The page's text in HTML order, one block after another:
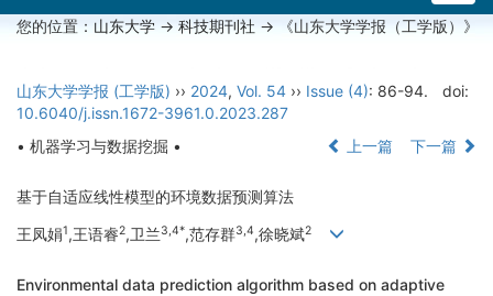
您的位置： 山东大学 -> 科技期刊社 -> 《山东大学学报（工学版）》
山东大学学报 (工学版) ›› 2024, Vol. 54 ›› Issue (4): 86-94.
doi:
10.6040/j.issn.1672-3961.0.2023.287
• 机器学习与数据挖掘 •
上一篇 下一篇
基于自适应线性模型的环境数据预测算法
王凤娟1,王语睿2,卫兰3,4*,范存群3,4,徐晓斌2
Environmental data prediction algorithm based on adaptive